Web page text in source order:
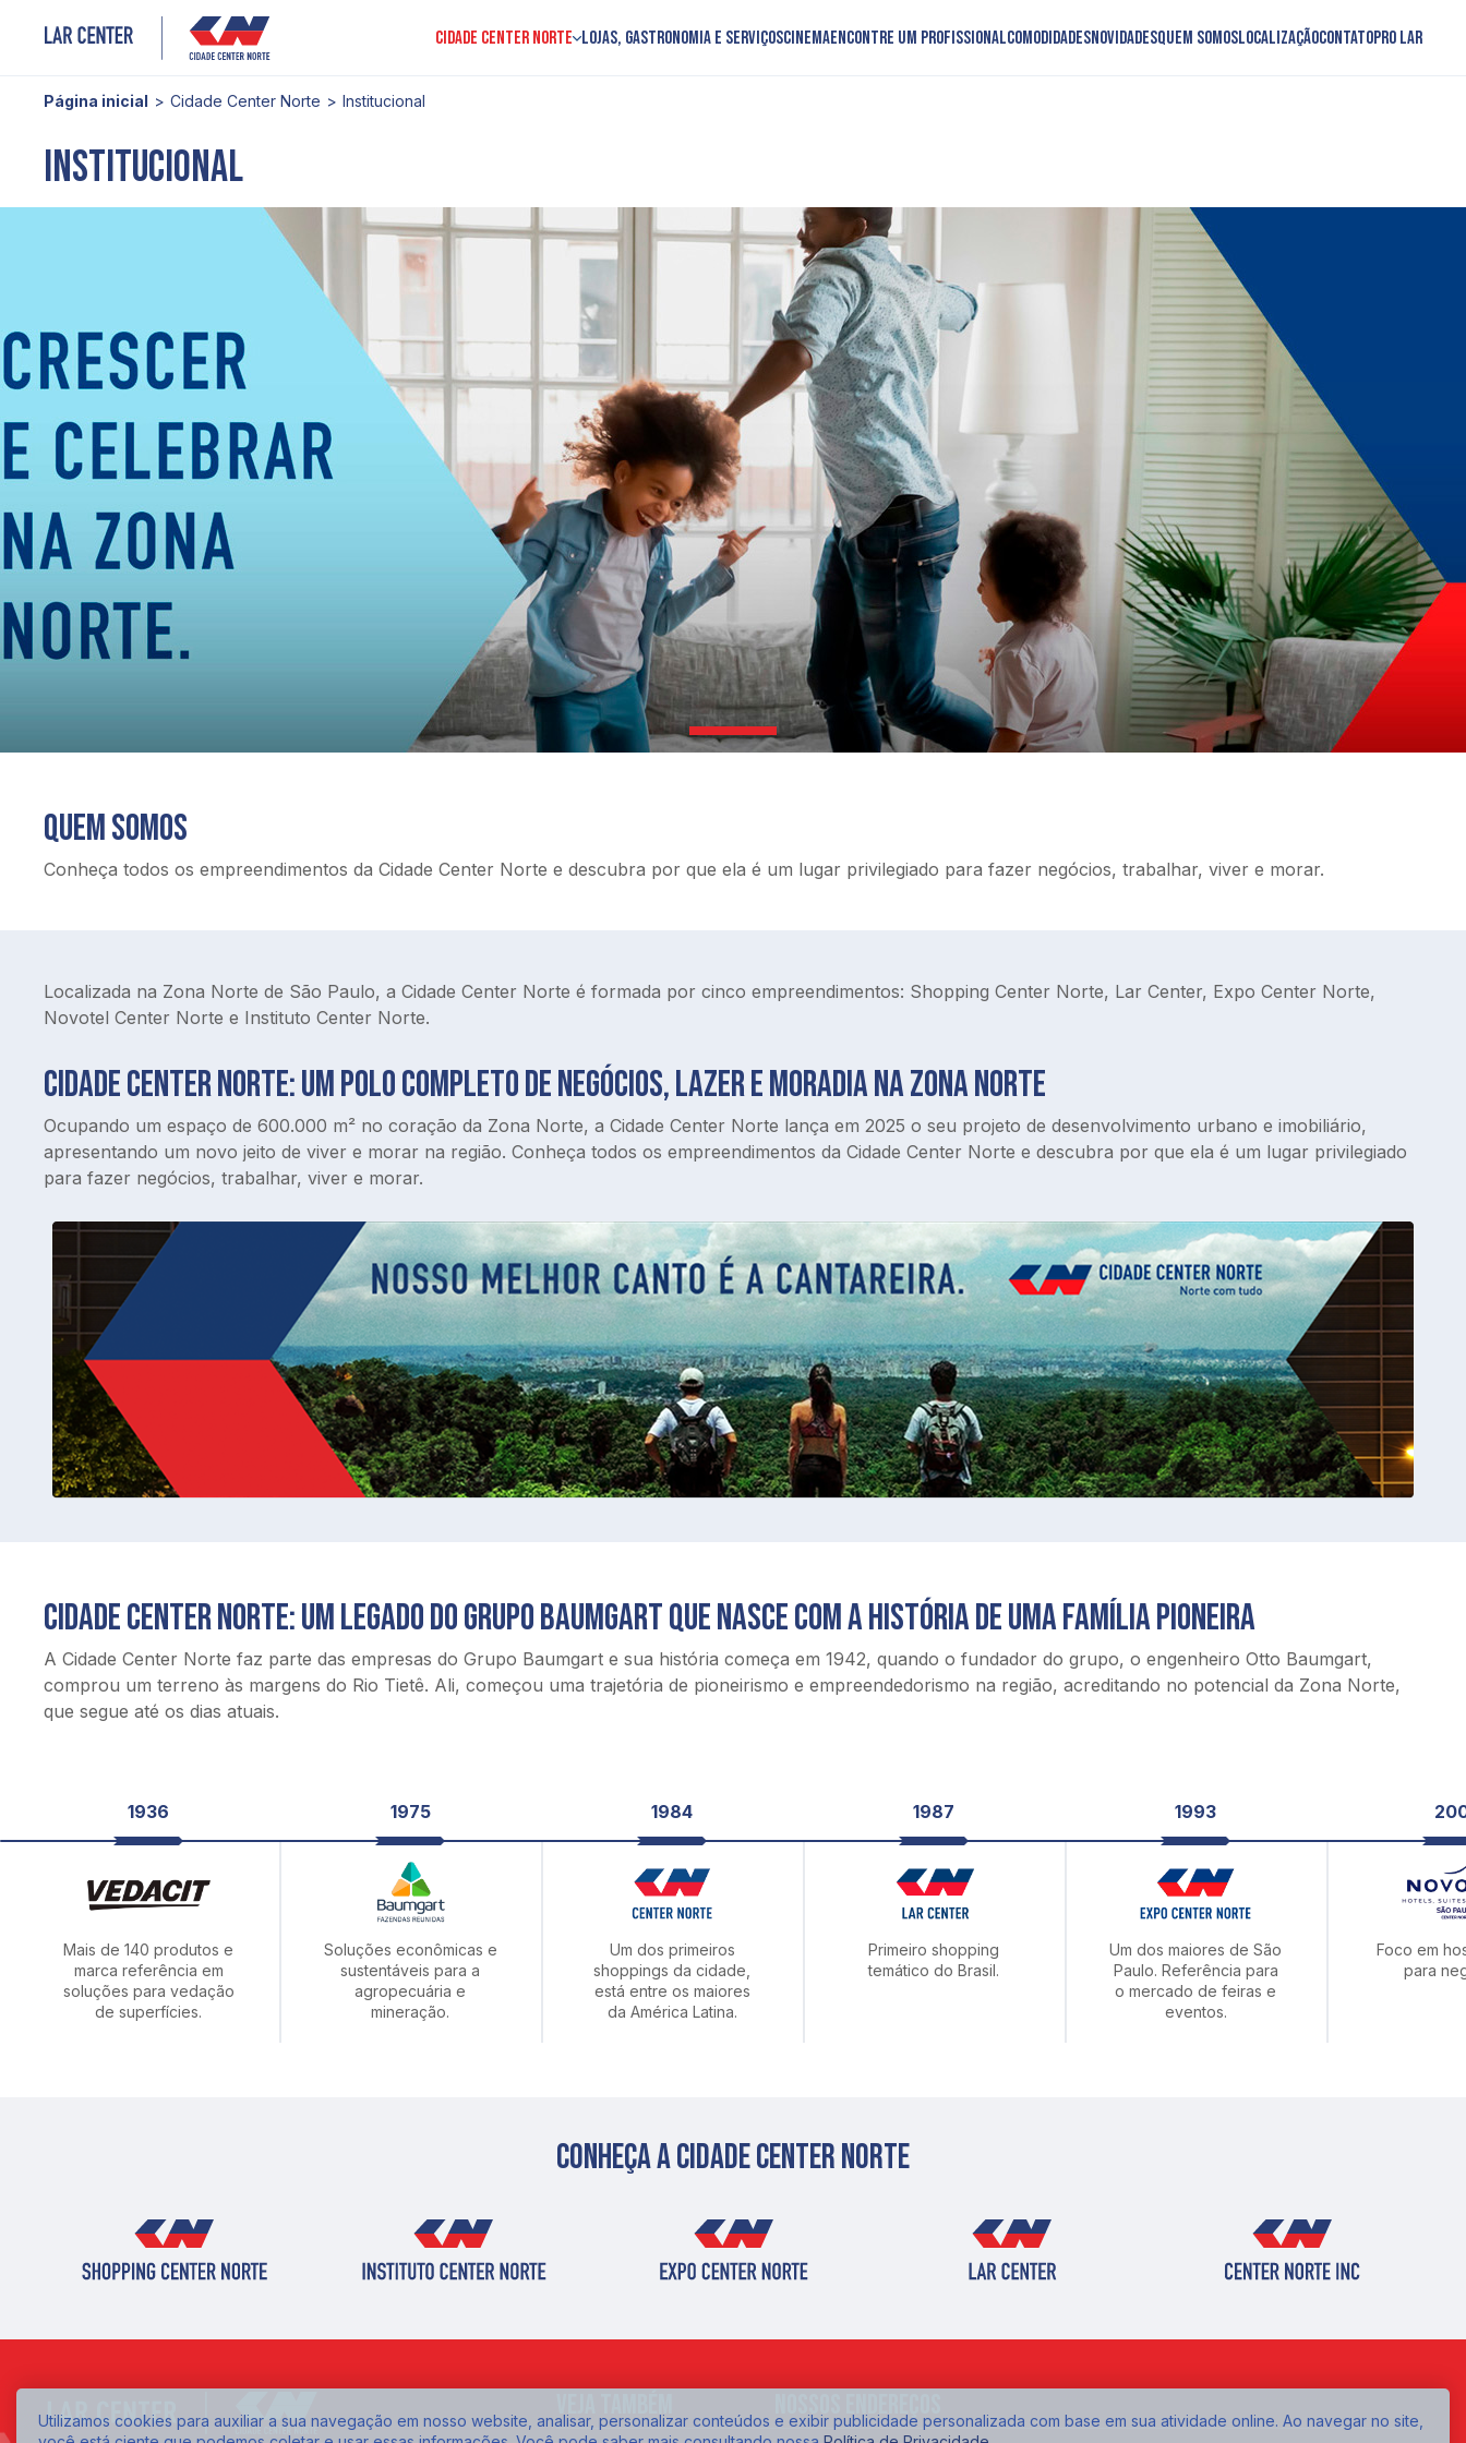
Cidade Center Norte Lojas, Gastronomia e ServiçosCinemaEncontre um profissionalComodidadesNovidadesQuem somosLocalizaçãoContatoPRO LAR
Página inicial Cidade Center Norte Institucional
Institucional
Quem somos
Conheça todos os empreendimentos da Cidade Center Norte e descubra por que ela é um lugar privilegiado para fazer negócios, trabalhar, viver e morar.
Localizada na Zona Norte de São Paulo, a Cidade Center Norte é formada por cinco empreendimentos: Shopping Center Norte, Lar Center, Expo Center Norte,
Novotel Center Norte e Instituto Center Norte.
Cidade Center Norte: um polo completo de negócios, lazer e moradia na Zona Norte
Ocupando um espaço de 600.000 m² no coração da Zona Norte, a Cidade Center Norte lança em 2025 o seu projeto de desenvolvimento urbano e imobiliário,
apresentando um novo jeito de viver e morar na região. Conheça todos os empreendimentos da Cidade Center Norte e descubra por que ela é um lugar privilegiado
para fazer negócios, trabalhar, viver e morar.
CIDADE CENTER NORTE: UM LEGADO DO GRUPO BAUMGART QUE NASCE COM A HISTÓRIA DE UMA FAMÍLIA PIONEIRA
A Cidade Center Norte faz parte das empresas do Grupo Baumgart e sua história começa em 1942, quando o fundador do grupo, o engenheiro Otto Baumgart,
comprou um terreno às margens do Rio Tietê. Ali, começou uma trajetória de pioneirismo e empreendedorismo na região, acreditando no potencial da Zona Norte,
que segue até os dias atuais.
1936
Mais de 140 produtos e
marca referência em
soluções para vedação
de superfícies.
1975
Soluções econômicas e
sustentáveis para a
agropecuária e
mineração.
1984
Um dos primeiros
shoppings da cidade,
está entre os maiores
da América Latina.
1987
Primeiro shopping
temático do Brasil.
1993
Um dos maiores de São
Paulo. Referência para
o mercado de feiras e
eventos.
Foco em
para
Conheça a cidade center norte
Utilizamos cookies para auxiliar a sua navegação em nosso website, analisar, personalizar conteúdos e exibir publicidade personalizada com base em sua atividade online. Ao navegar no site,